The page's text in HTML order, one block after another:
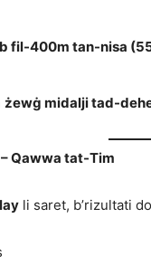
fil-400m tan-nisa
żewġ midalji tad-
Qawwa tat-Tim
li saret, b’rizultati